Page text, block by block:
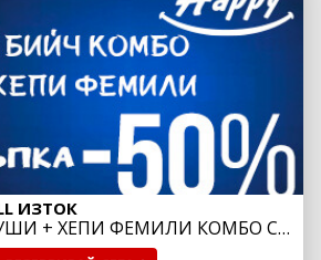
ИЗТОК
+ ХЕПИ ФЕМИЛИ КОМБО С